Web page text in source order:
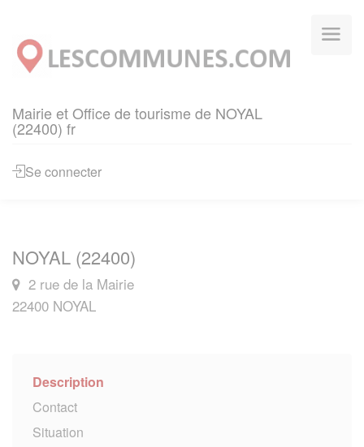
Mairie et Office de tourisme de NOYAL
(22400) fr
Se connecter
NOYAL (22400)
2 rue de la Mairie
22400 NOYAL
Description
Contact
Situation